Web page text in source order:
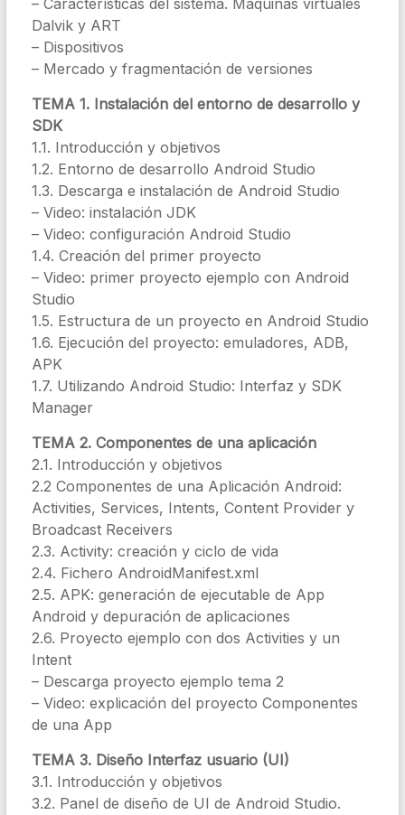
– Características del sistema. Máquinas virtuales
Dalvik y ART
– Dispositivos
– Mercado y fragmentación de versiones
TEMA 1. Instalación del entorno de desarrollo y
SDK
1.1. Introducción y objetivos
1.2. Entorno de desarrollo Android Studio
1.3. Descarga e instalación de Android Studio
– Video: instalación JDK
– Video: configuración Android Studio
1.4. Creación del primer proyecto
– Video: primer proyecto ejemplo con Android
Studio
1.5. Estructura de un proyecto en Android Studio
1.6. Ejecución del proyecto: emuladores, ADB,
APK
1.7. Utilizando Android Studio: Interfaz y SDK
Manager
TEMA 2. Componentes de una aplicación
2.1. Introducción y objetivos
2.2 Componentes de una Aplicación Android:
Activities, Services, Intents, Content Provider y
Broadcast Receivers
2.3. Activity: creación y ciclo de vida
2.4. Fichero AndroidManifest.xml
2.5. APK: generación de ejecutable de App
Android y depuración de aplicaciones
2.6. Proyecto ejemplo con dos Activities y un
Intent
– Descarga proyecto ejemplo tema 2
– Video: explicación del proyecto Componentes
de una App
TEMA 3. Diseño Interfaz usuario (UI)
3.1. Introducción y objetivos
3.2. Panel de diseño de UI de Android Studio.